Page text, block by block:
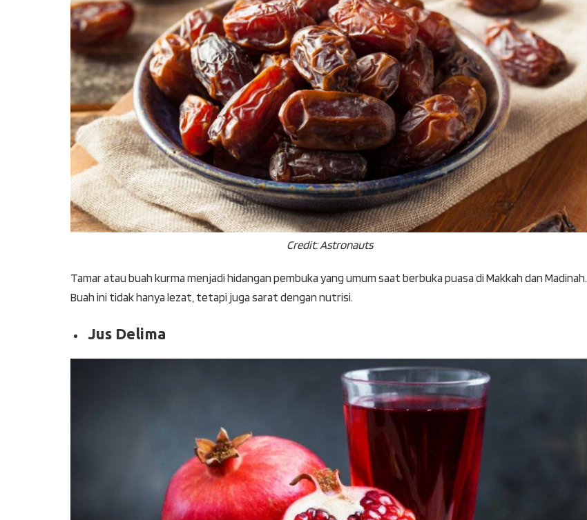
Credit: Astronauts
Tamar atau buah kurma menjadi hidangan pembuka yang umum saat berbuka puasa di Makkah dan Madinah.
Buah ini tidak hanya lezat, tetapi juga sarat dengan nutrisi.
Jus Delima